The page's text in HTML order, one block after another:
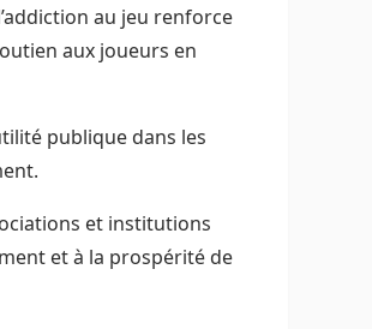
au jeu renforce
aux joueurs en
publique dans les
et institutions
et à la prospérité de